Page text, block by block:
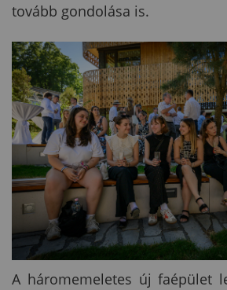
tovább gondolása is.
A háromemeletes új faépület